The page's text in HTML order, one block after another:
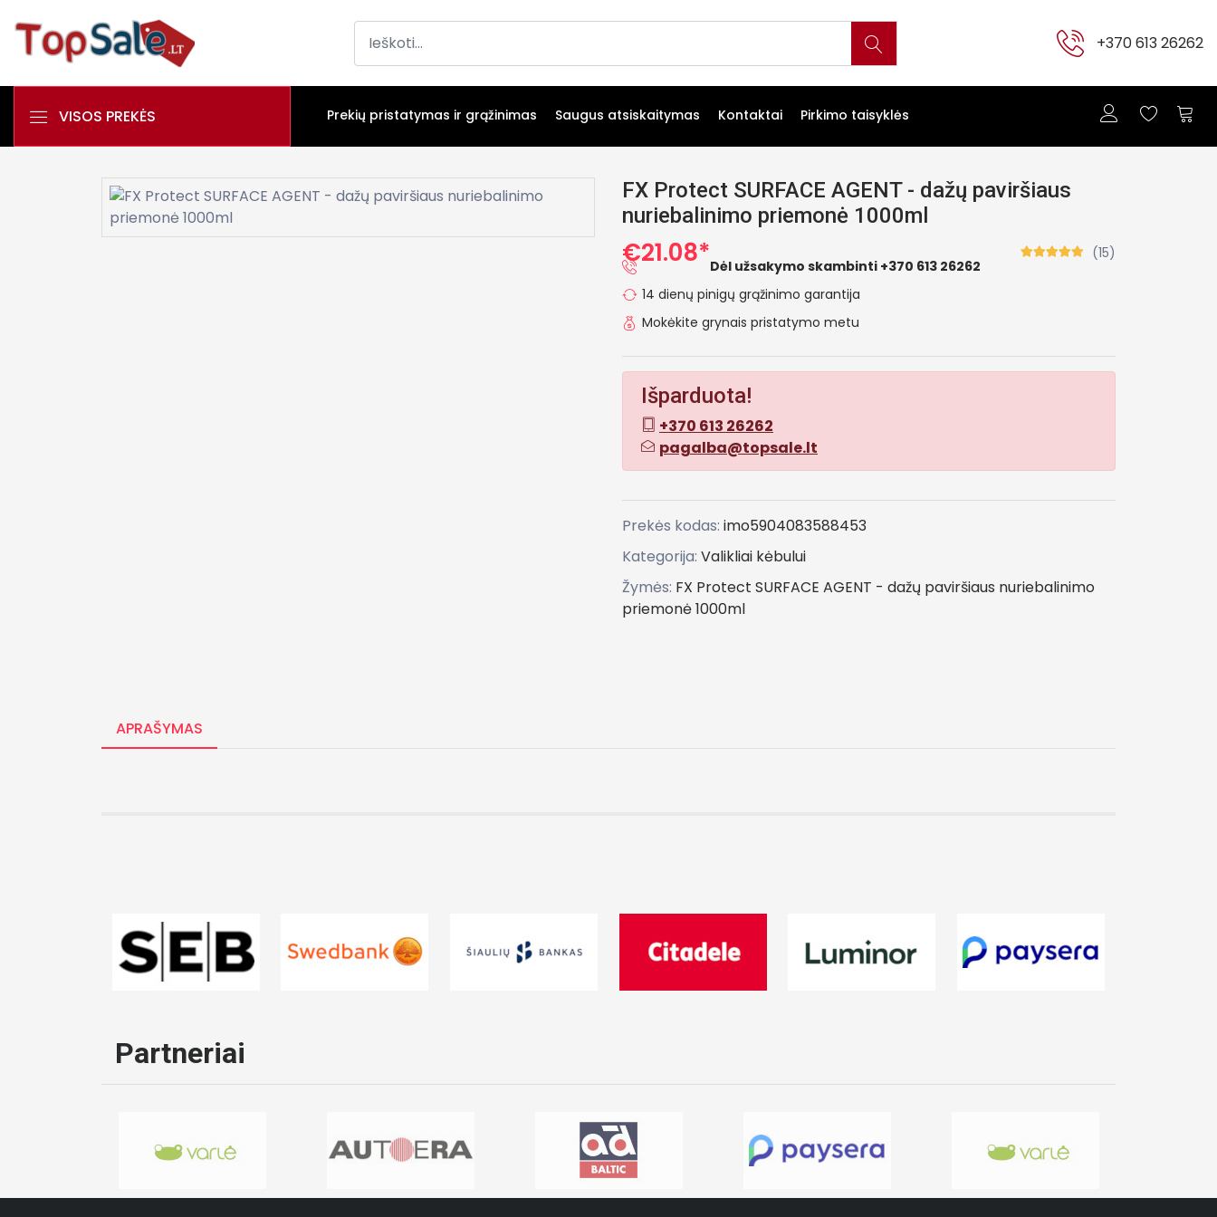
+370 613 26262
VISOS PREKĖS Prekių pristatymas ir grąžinimas Saugus atsiskaitymas Kontaktai Pirkimo taisyklės
FX Protect SURFACE AGENT - dažų paviršiaus
nuriebalinimo priemonė 1000ml
€21.08* (15)
Dėl užsakymo skambinti +370 613 26262
14 dienų pinigų grąžinimo garantija
Mokėkite grynais pristatymo metu
Išparduota!
+370 613 26262
pagalba@topsale.lt
Prekės kodas: imo5904083588453
Kategorija: Valikliai kėbului
Žymės: FX Protect SURFACE AGENT - dažų paviršiaus nuriebalinimo
priemonė1000ml
APRAŠYMAS
Partneriai